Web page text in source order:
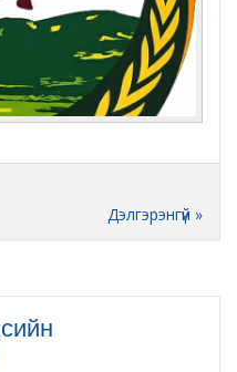
Дэлгэрэнгүй »